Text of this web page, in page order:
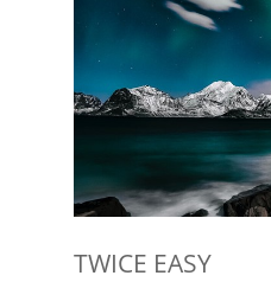
TWICE EASY